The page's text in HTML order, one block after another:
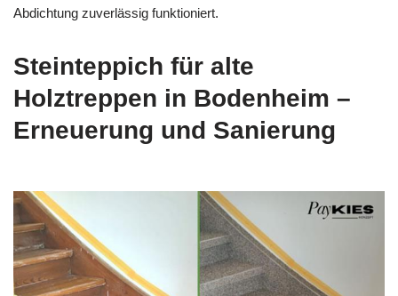
Abdichtung zuverlässig funktioniert.
Steinteppich für alte
Holztreppen in Bodenheim –
Erneuerung und Sanierung